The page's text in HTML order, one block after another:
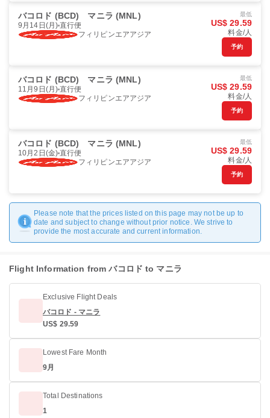
バコロド (BCD) マニラ (MNL)
9月14日(月) 直行便
フィリピンエアアジア
最低
US$ 29.59
料金/人
予約
バコロド (BCD) マニラ (MNL)
11月9日(月) 直行便
フィリピンエアアジア
最低
US$ 29.59
料金/人
予約
バコロド (BCD) マニラ (MNL)
10月2日(金) 直行便
フィリピンエアアジア
最低
US$ 29.59
料金/人
予約
Please note that the prices listed on this page may not be up to
date and subject to change without prior notice. We strive to
provide the most accurate and current information.
Flight Information from バコロド to マニラ
Exclusive Flight Deals
バコロド - マニラ
US$ 29.59
Lowest Fare Month
9月
Total Destinations
1